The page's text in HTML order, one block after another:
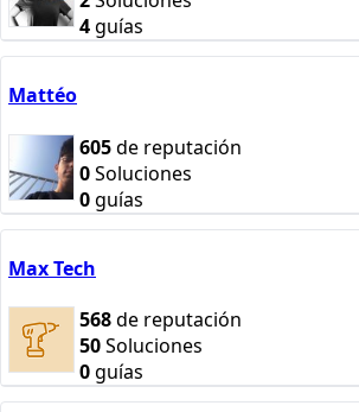
4guías
Mattéo
605de reputación
0Soluciones
0guías
Max Tech
568de reputación
50Soluciones
0guías